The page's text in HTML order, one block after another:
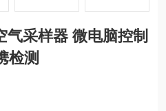
气采样器 微电脑控制
检测